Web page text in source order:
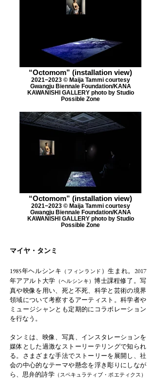
“Octomom” (installation view)
2021−2023 ©︎ Maija Tammi courtesy
Gwangju Biennale Foundation/KANA
KAWANISHI GALLERY photo by Studio
Possible Zone
“Octomom” (installation view)
2021−2023 ©︎ Maija Tammi courtesy
Gwangju Biennale Foundation/KANA
KAWANISHI GALLERY photo by Studio
Possible Zone
マイヤ・タンミ
1985年ヘルシンキ （フィンランド ）生まれ。2017
年アアルト大学 （ヘルシンキ）博士課程修了。写
真や映像を用い、死と不死、科学と芸術の境界
領域について考察するアーティスト。科学者や
ミュージシャンとも定期的にコラボレーション
を行なう。
タンミは、映像、写真、インスタレーションを
媒体とした過激なストーリーテリングで知られ
る。さまざまな手法でストーリーを展開し、社
会の中心的なテーマや懸念を浮き彫りにしなが
ら、思弁的詩学（スペキュラティブ・ポエティクス）